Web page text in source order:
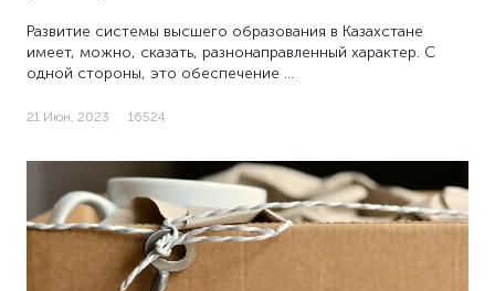
Развитие системы высшего образования в Казахстане
имеет, можно, сказать, разнонаправленный характер. С
одной стороны, это обеспечение …
21 Июн, 2023 16524